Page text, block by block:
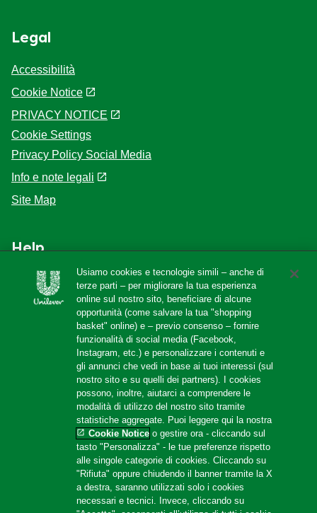
Legal
Accessibilità
Cookie Notice
PRIVACY NOTICE
Cookie Settings
Privacy Policy Social Media
Info e note legali
Site Map
Help
F.A.Q
Localizzatore di negozi
Amazon Store
Usiamo cookies e tecnologie simili – anche di
terze parti – per migliorare la tua esperienza
online sul nostro sito, beneficiare di alcune
opportunità (come salvare la tua "shopping
basket" online) e – previo consenso – fornire
funzionalità di social media (Facebook,
Instagram, etc.) e personalizzare i contenuti e
gli annunci che vedi in base ai tuoi interessi (sul
nostro sito e su quelli dei partners). I cookies
possono, inoltre, aiutarci a comprendere le
modalità di utilizzo del nostro sito tramite
statistiche aggregate. Puoi leggere qui la nostra
Cookie Notice o gestire ora - cliccando sul
tasto "Personalizza" - le tue preferenze rispetto
alle singole categorie di cookies. Cliccando su
"Rifiuta" oppure chiudendo il banner tramite la X
a destra, saranno utilizzati solo i cookies
necessari e tecnici. Invece, cliccando su